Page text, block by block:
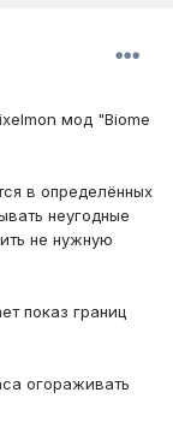
мод "Biome
в определённых
неугодные
не нужную
показ границ
огораживать